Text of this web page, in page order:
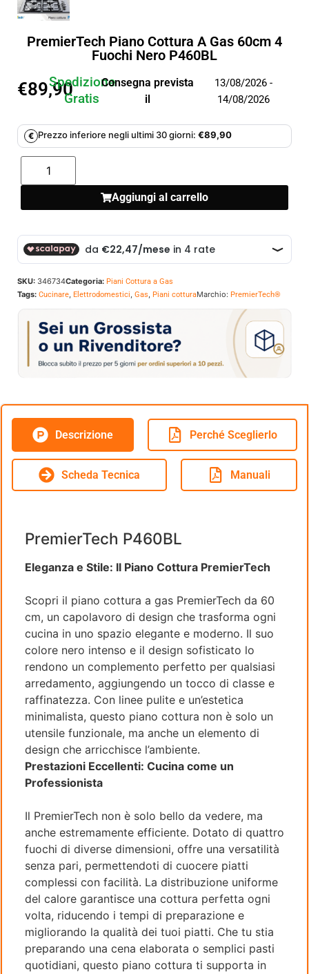
PremierTech Piano Cottura A Gas 60cm 4
Fuochi Nero P460BL
€89,90
Spedizione
Gratis
Consegna prevista
il
13/08/2026 -
14/08/2026
€ Prezzo inferiore negli ultimi 30 giorni: €89,90
Aggiungi al carrello
SKU: 346734Categoria: Piani Cottura a Gas
Tags: Cucinare, Elettrodomestici, Gas, Piani cotturaMarchio: PremierTech®
Descrizione Perché Sceglierlo
Scheda Tecnica Manuali
PremierTech P460BL
Eleganza e Stile: Il Piano Cottura PremierTech
Scopri il piano cottura a gas PremierTech da 60
cm, un capolavoro di design che trasforma ogni
cucina in uno spazio elegante e moderno. Il suo
colore nero intenso e il design sofisticato lo
rendono un complemento perfetto per qualsiasi
arredamento, aggiungendo un tocco di classe e
raffinatezza. Con linee pulite e un’estetica
minimalista, questo piano cottura non è solo un
utensile funzionale, ma anche un elemento di
design che arricchisce l’ambiente.
Prestazioni Eccellenti: Cucina come un
Professionista
Il PremierTech non è solo bello da vedere, ma
anche estremamente efficiente. Dotato di quattro
fuochi di diverse dimensioni, offre una versatilità
senza pari, permettendoti di cuocere piatti
complessi con facilità. La distribuzione uniforme
del calore garantisce una cottura perfetta ogni
volta, riducendo i tempi di preparazione e
migliorando la qualità dei tuoi piatti. Che tu stia
preparando una cena elaborata o semplici pasti
quotidiani, questo piano cottura ti supporta in